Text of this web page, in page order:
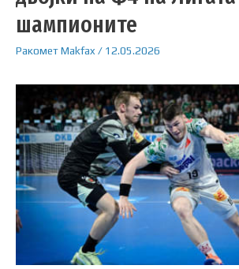
шампионите
РакометMakfax / 12.05.2026